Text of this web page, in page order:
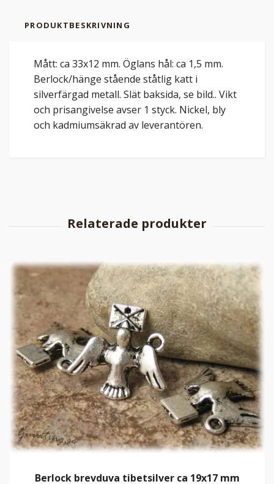
PRODUKTBESKRIVNING
Mått: ca 33x12 mm. Öglans hål: ca 1,5 mm.
Berlock/hänge stående ståtlig katt i
silverfärgad metall. Slät baksida, se bild.. Vikt
och prisangivelse avser 1 styck. Nickel, bly
och kadmiumsäkrad av leverantören.
Berlock brevduva tibetsilver ca 19x17 mm